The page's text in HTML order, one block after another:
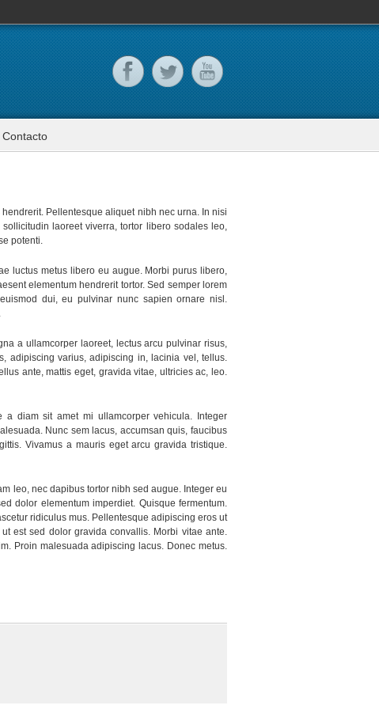
Contacto
Pellentesque aliquet nibh nec urna. In nisi
laoreet viverra, tortor libero sodales leo,
potenti.
luctus metus libero eu augue. Morbi purus libero,
elementum hendrerit tortor. Sed semper lorem
dui, eu pulvinar nunc sapien ornare nisl.
a ullamcorper laoreet, lectus arcu pulvinar risus,
adipiscing varius, adipiscing in, lacinia vel, tellus.
ante, mattis eget, gravida vitae, ultricies ac, leo.
a diam sit amet mi ullamcorper vehicula. Integer
Nunc sem lacus, accumsan quis, faucibus
Vivamus a mauris eget arcu gravida tristique.
leo, nec dapibus tortor nibh sed augue. Integer eu
dolor elementum imperdiet. Quisque fermentum.
ridiculus mus. Pellentesque adipiscing eros ut
est sed dolor gravida convallis. Morbi vitae ante.
Proin malesuada adipiscing lacus. Donec metus.